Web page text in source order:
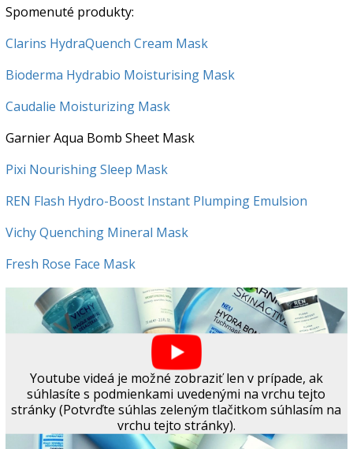
Spomenuté produkty:
Clarins HydraQuench Cream Mask
Bioderma Hydrabio Moisturising Mask
Caudalie Moisturizing Mask
Garnier Aqua Bomb Sheet Mask
Pixi Nourishing Sleep Mask
REN Flash Hydro-Boost Instant Plumping Emulsion
Vichy Quenching Mineral Mask
Fresh Rose Face Mask
Youtube videá je možné zobraziť len v prípade, ak
súhlasíte s podmienkami uvedenými na vrchu tejto
stránky (Potvrďte súhlas zeleným tlačitkom súhlasím na
vrchu tejto stránky).